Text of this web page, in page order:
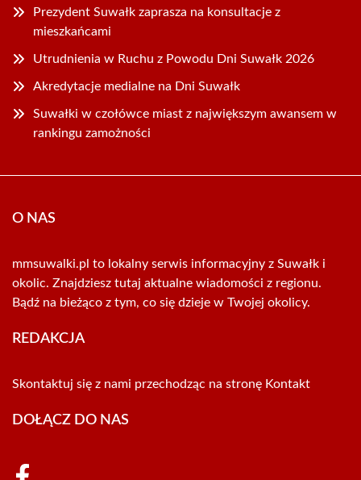
Prezydent Suwałk zaprasza na konsultacje z
mieszkańcami
Utrudnienia w Ruchu z Powodu Dni Suwałk 2026
Akredytacje medialne na Dni Suwałk
Suwałki w czołówce miast z największym awansem w
rankingu zamożności
O NAS
mmsuwalki.pl to lokalny serwis informacyjny z Suwałk i
okolic. Znajdziesz tutaj aktualne wiadomości z regionu.
Bądź na bieżąco z tym, co się dzieje w Twojej okolicy.
REDAKCJA
Skontaktuj się z nami przechodząc na stronę Kontakt
DOŁĄCZ DO NAS